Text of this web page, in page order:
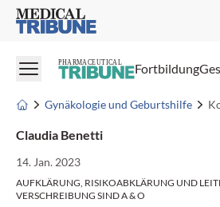
Medical Tribune
PHARMACEUTICAL Fortbildung
Gynäkologie und Geburtshilfe
Claudia Benetti
14. Jan. 2023
AUFKLÄRUNG, RISIKOABKLÄRUNG UND
VERSCHREIBUNG SIND A & O